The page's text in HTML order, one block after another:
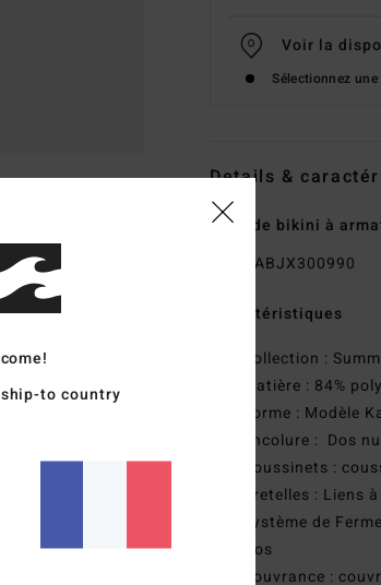
Voir la
Sélectionnez
Details &
Haut de bikini à
ABJX300990
Caractéristiques
Collection :
Matière : 84%
Forme : Modèle
Encolure : Dos nu
Coussinets :
Bretelles : Liens
Système de
du dos
Couvrance :
to country